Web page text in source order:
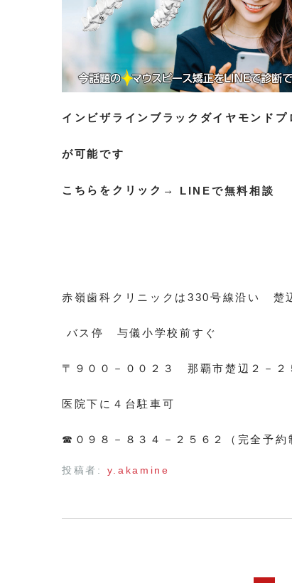
インビザラインブラックダイヤモンド
が可能です
こちらをクリック→ LINEで無料相談
赤嶺歯科クリニックは330号線沿い 楚
バス停 与儀小学校前すぐ
〒９００－００２３ 那覇市楚辺２－
医院下に４台駐車可
☎０９８－８３４－２５６２（完全予約
投稿者: y.akamine